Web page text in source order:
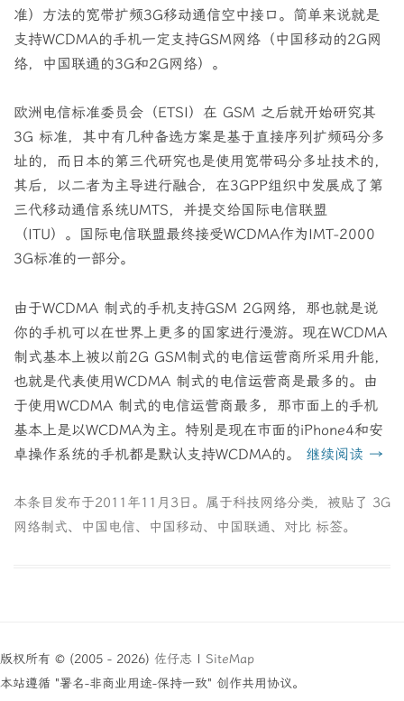
准）方法的宽带扩频3G移动通信空中接口。简单来说就是
支持WCDMA的手机一定支持GSM网络（中国移动的2G网
络，中国联通的3G和2G网络）。
欧洲电信标准委员会（ETSI）在 GSM 之后就开始研究其
3G 标准，其中有几种备选方案是基于直接序列扩频码分多
址的，而日本的第三代研究也是使用宽带码分多址技术的，
其后，以二者为主导进行融合，在3GPP组织中发展成了第
三代移动通信系统UMTS，并提交给国际电信联盟
（ITU）。国际电信联盟最终接受WCDMA作为IMT-2000
3G标准的一部分。
由于WCDMA 制式的手机支持GSM 2G网络，那也就是说
你的手机可以在世界上更多的国家进行漫游。现在WCDMA
制式基本上被以前2G GSM制式的电信运营商所采用升能，
也就是代表使用WCDMA 制式的电信运营商是最多的。由
于使用WCDMA 制式的电信运营商最多，那市面上的手机
基本上是以WCDMA为主。特别是现在市面的iPhone4和安
卓操作系统的手机都是默认支持WCDMA的。 继续阅读 →
本条目发布于2011年11月3日 。属于科技网络分类，被贴了 3G
网络制式、 中国电信、 中国移动、 中国联通、 对比 标签。
版权所有 © (2005 - 2026) 佐仔志 | SiteMap
本站遵循 "署名-非商业用途-保持一致" 创作共用协议。